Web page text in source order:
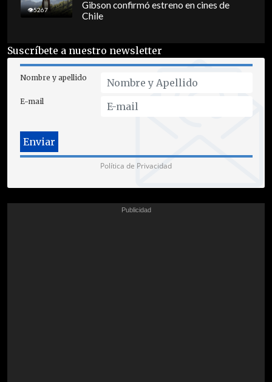
5267
Gibson confirmó estreno en cines de
Chile
Suscríbete a nuestro newsletter
Nombre y apellido
E-mail
Política de Privacidad